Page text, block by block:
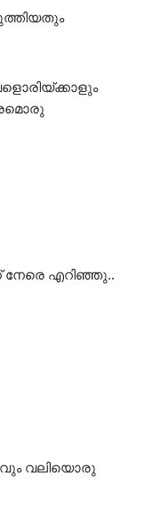
നേരെ എറിഞ്ഞു..
വലിയൊരു